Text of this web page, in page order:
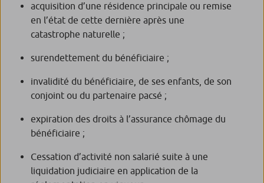
acquisition d’une résidence principale ou remise
en l’état de cette dernière après une
catastrophe naturelle ;
surendettement du bénéficiaire ;
invalidité du bénéficiaire, de ses enfants, de son
conjoint ou du partenaire pacsé ;
expiration des droits à l’assurance chômage du
bénéficiaire ;
Cessation d’activité non salarié suite à une
liquidation judiciaire en application de la